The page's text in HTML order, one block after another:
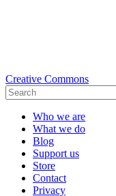
Creative Commons
Who we are
What we do
Blog
Support us
Store
Contact
Privacy